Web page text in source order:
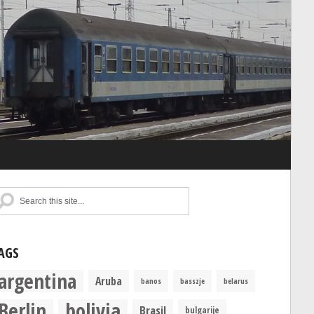
Aruba banos basszje belarus
Brasil bulgarije